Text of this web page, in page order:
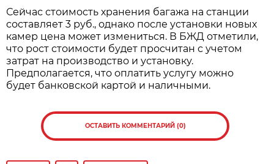
Сейчас стоимость хранения багажа на станции
составляет 3 руб., однако после установки новых
камер цена может измениться. В БЖД отметили,
что рост стоимости будет просчитан с учетом
затрат на производство и установку.
Предполагается, что оплатить услугу можно
будет банковской картой и наличными.
ОСТАВИТЬ КОММЕНТАРИЙ (0)